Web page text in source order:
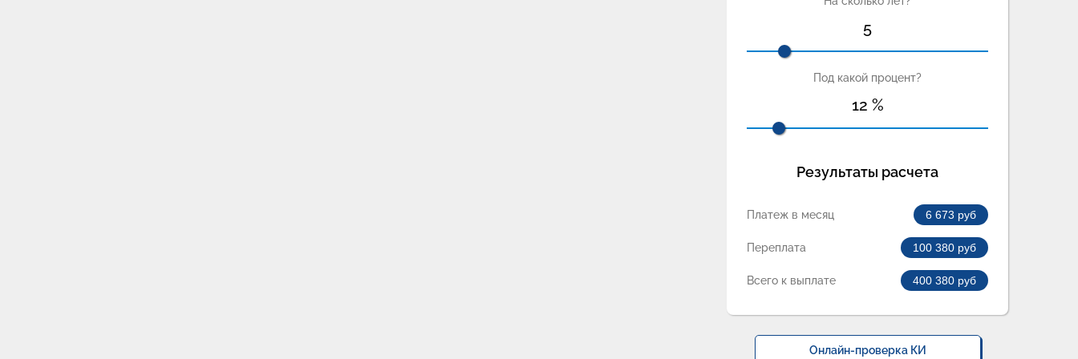
5
Под какой процент?
12 %
Результаты расчета
Платеж в месяц 6 673 руб
Переплата 100 380 руб
Всего к выплате 400 380 руб
Онлайн-проверка КИ